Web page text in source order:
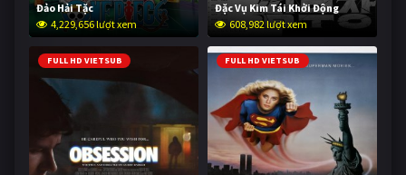
Đảo Hải Tặc
4,229,656 lượt xem
Đặc Vụ Kim Tái Khởi Động
608,982 lượt xem
FULL HD VIETSUB FULL HD VIETSUB